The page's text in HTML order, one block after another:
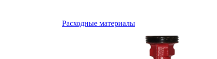
Расходные материалы